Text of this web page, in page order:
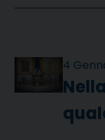
4